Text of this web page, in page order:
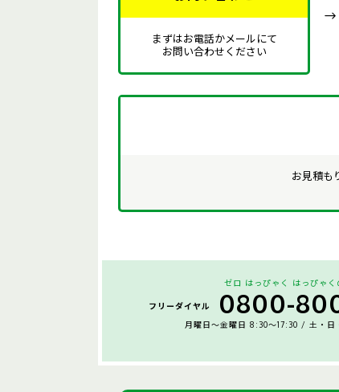
まずはお電話かメールにて
お問い合わせください
お見積も
フリーダイヤル 0800-
ゼロ はっぴゃく はっぴゃく
月曜日〜金曜日 8:30〜17:30 / 土・日